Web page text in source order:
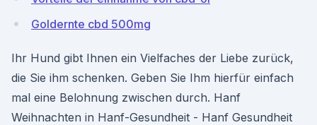
Goldernte cbd 500mg
Ihr Hund gibt Ihnen ein Vielfaches der Liebe zurück,
die Sie ihm schenken. Geben Sie Ihm hierfür einfach
mal eine Belohnung zwischen durch. Hanf
Weihnachten in Hanf-Gesundheit - Hanf Gesundheit